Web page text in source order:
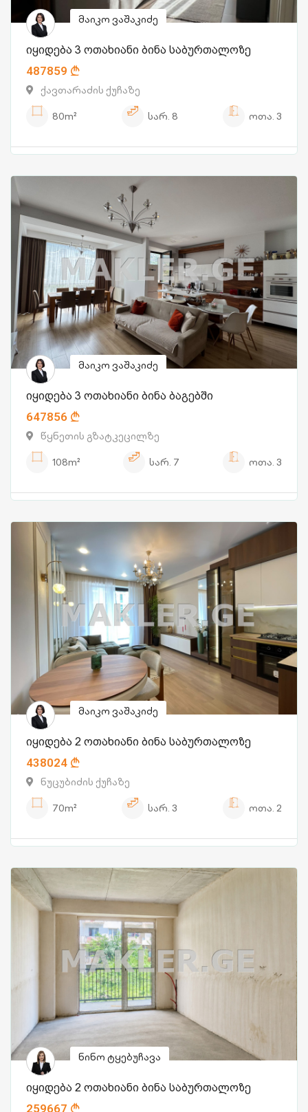
მაიკო ვაშაკიძე
იყიდება 3 ოთახიანი ბინა საბურთალოზე
487859
ქავთარაძის ქუჩაზე
80m²
სარ. 8 ოთა. 3
მაიკო ვაშაკიძე
იყიდება 3 ოთახიანი ბინა ბაგებში
647856
წყნეთის გზატკეცილზე
108m²
სარ. 7 ოთა. 3
მაიკო ვაშაკიძე
იყიდება 2 ოთახიანი ბინა საბურთალოზე
438024
ნუცუბიძის ქუჩაზე
70m²
სარ. 3 ოთა. 2
ნინო ტყებუჩავა
იყიდება 2 ოთახიანი ბინა საბურთალოზე
259667